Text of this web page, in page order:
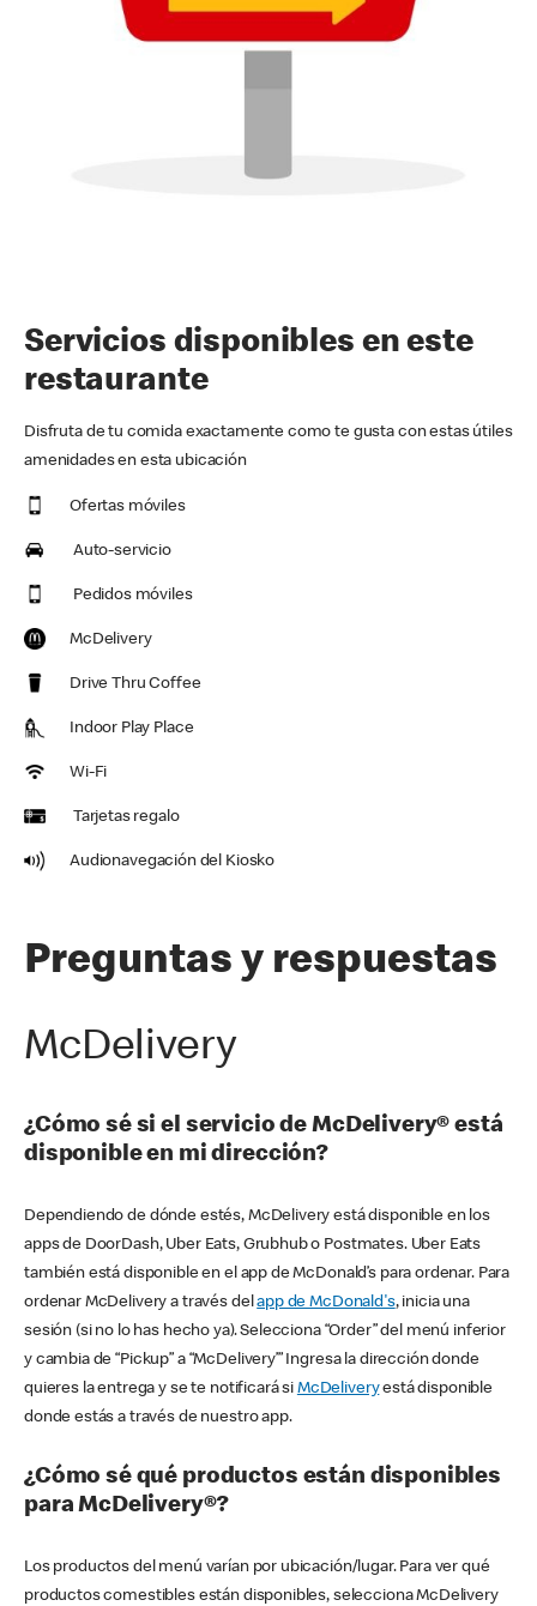
Servicios disponibles en este
restaurante
Disfruta de tu comida exactamente como te gusta con estas útiles
amenidades en esta ubicación
Ofertas móviles
Auto-servicio
Pedidos móviles
McDelivery
Drive Thru Coffee
Indoor Play Place
Wi-Fi
Tarjetas regalo
Audionavegación del Kiosko
Preguntas y respuestas
McDelivery
¿Cómo sé si el servicio de McDelivery® está
disponible en mi dirección?
Dependiendo de dónde estés, McDelivery está disponible en los
apps de DoorDash, Uber Eats, Grubhub o Postmates. Uber Eats
también está disponible en el app de McDonald’s para ordenar. Para
ordenar McDelivery a través delapp de McDonald's, inicia una
sesión (si no lo has hecho ya). Selecciona “Order” del menú inferior
y cambia de “Pickup” a “McDelivery’” Ingresa la dirección donde
quieres la entrega y se te notificará si McDeliveryestá disponible
donde estás a través de nuestro app.
¿Cómo sé qué productos están disponibles
para McDelivery®?
Los productos del menú varían por ubicación/lugar. Para ver qué
productos comestibles están disponibles, selecciona McDelivery